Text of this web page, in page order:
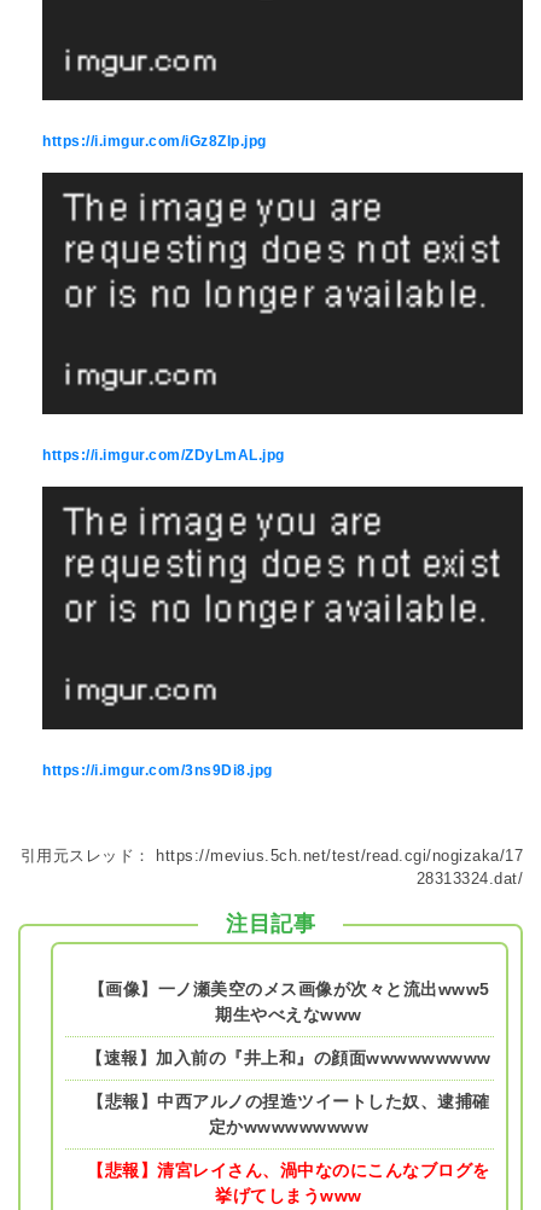
https://i.imgur.com/iGz8Zlp.jpg
https://i.imgur.com/ZDyLmAL.jpg
https://i.imgur.com/3ns9Di8.jpg
引用元スレッド： https://mevius.5ch.net/test/read.cgi/nogizaka/17
28313324.dat/
注目記事
【画像】一ノ瀬美空のメス画像が次々と流出www5
期生やべえなwww
【速報】加入前の『井上和』の顔面wwwwwwwww
【悲報】中西アルノの捏造ツイートした奴、逮捕確
定かwwwwwwwww
【悲報】清宮レイさん、渦中なのにこんなブログを
挙げてしまうwww